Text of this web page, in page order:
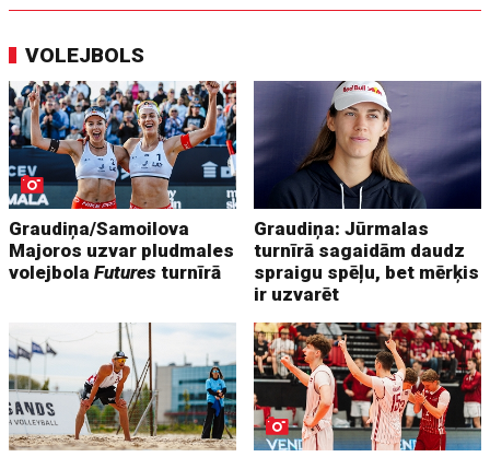
VOLEJBOLS
Graudiņa/Samoilova
Majoros uzvar pludmales
volejbolaFutures turnīrā
Graudiņa: Jūrmalas
turnīrā sagaidām daudz
spraigu spēļu, bet mērķis
ir uzvarēt